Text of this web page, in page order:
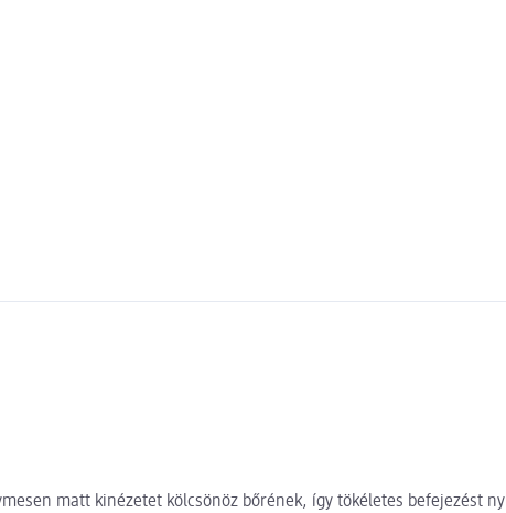
matt kinézetet kölcsönöz bőrének, így tökéletes befejezést